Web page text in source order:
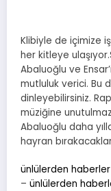
Klibiyle de içimize
her kitleye
Abaluoğlu ve
mutluluk verici. Bu
dinleyebilirsiniz.
müziğine
Abaluoğlu daha
hayran
ünlülerden haberler
– ünlülerden